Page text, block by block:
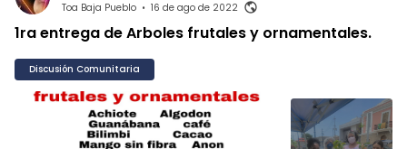
Toa Baja Pueblo • 16 de ago de 2022
1ra entrega de Arboles frutales y ornamentales.
Discusión Comunitaria